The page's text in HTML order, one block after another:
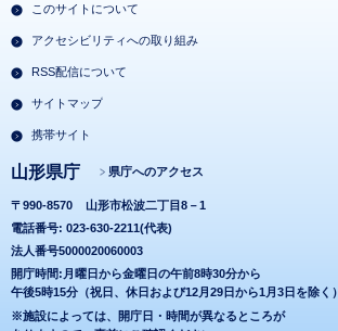
このサイトについて
アクセシビリティへの取り組み
RSS配信について
サイトマップ
携帯サイト
山形県庁 県庁へのアクセス
〒990-8570
山形市松波二丁目8－1
電話番号: 023-630-2211(代表)
法人番号5000020060003
開庁時間:月曜日から金曜日の午前8時30分から
午後5時15分（祝日、休日および12月29日から1月3日を除く）
※施設によっては、開庁日・時間が異なるところが